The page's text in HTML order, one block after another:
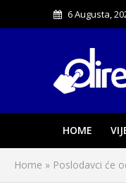
6 Augusta,
HOME
Home » Poslodavci će